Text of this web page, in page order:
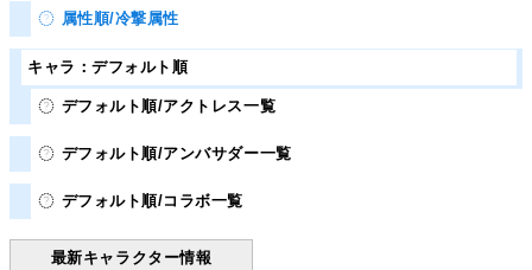
属性順/冷撃属性
キャラ：デフォルト順
デフォルト順/アクトレス一覧
デフォルト順/アンバサダー一覧
デフォルト順/コラボ一覧
最新キャラクター情報